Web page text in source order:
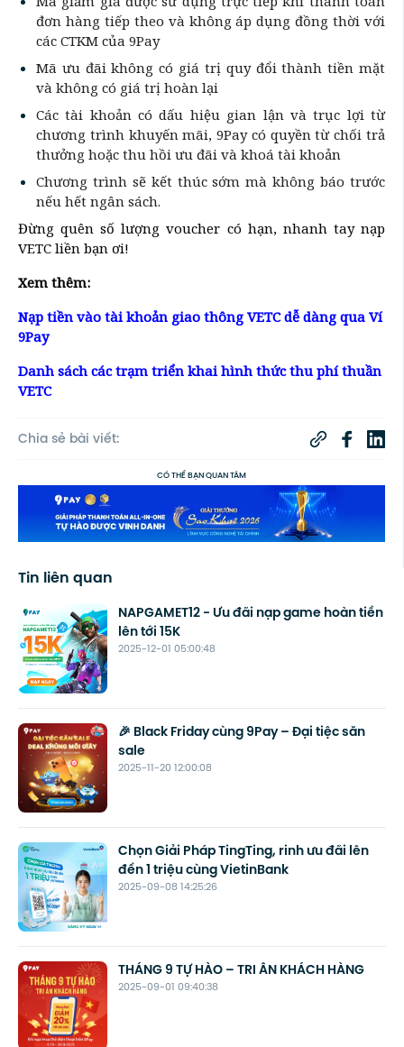
đơn hàng tiếp theo và không áp dụng đồng thời với
các CTKM của 9Pay
Mã ưu đãi không có giá trị quy đổi thành tiền mặt
và không có giá trị hoàn lại
Các tài khoản có dấu hiệu gian lận và trục lợi từ
chương trình khuyến mãi, 9Pay có quyền từ chối trả
thưởng hoặc thu hồi ưu đãi và khoá tài khoản
Chương trình sẽ kết thúc sớm mà không báo trước
nếu hết ngân sách.
Đừng quên số lượng voucher có hạn, nhanh tay nạp
VETC liền bạn ơi!
Xem thêm:
Nạp tiền vào tài khoản giao thông VETC dễ dàng qua Ví
9Pay
Danh sách các trạm triển khai hình thức thu phí thuần
VETC
Chia sẻ bài viết:
CÓ THỂ BẠN QUAN TÂM
Tin liên quan
2025-12-01 05:00:48
NAPGAMET12 - Ưu đãi nạp game hoàn tiền
lên tới 15K
2025-11-20 12:00:08
🎉 Black Friday cùng 9Pay – Đại tiệc săn
sale
2025-09-08 14:25:26
Chọn Giải Pháp TingTing, rinh ưu đãi lên
đến 1 triệu cùng VietinBank
2025-09-01 09:40:38
THÁNG 9 TỰ HÀO – TRI ÂN KHÁCH HÀNG